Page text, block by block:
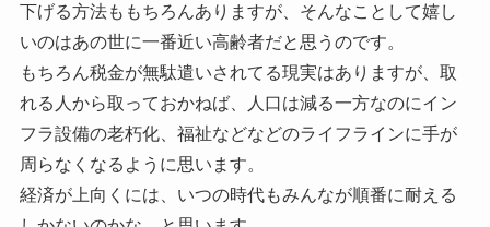
下げる方法ももちろんありますが、そんなことして嬉し
いのはあの世に一番近い高齢者だと思うのです。
もちろん税金が無駄遣いされてる現実はありますが、取
れる人から取っておかねば、人口は減る一方なのにイン
フラ設備の老朽化、福祉などなどのライフラインに手が
周らなくなるように思います。
経済が上向くには、いつの時代もみんなが順番に耐える